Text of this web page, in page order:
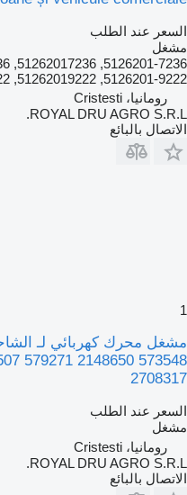
السعر عند الطلب
مشغل
5126201-9222, 51262019222, 51262017222,...
رومانيا، Cristesti
ROYAL DRU AGRO S.R.L.
الاتصال بالبائع
1
579271 2148650 573548
2708317
السعر عند الطلب
مشغل
رومانيا، Cristesti
ROYAL DRU AGRO S.R.L.
الاتصال بالبائع